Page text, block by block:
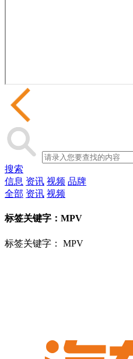
搜索
信息 资讯 视频 品牌
全部 资讯 视频
标签关键字： MPV
标签关键字： MPV